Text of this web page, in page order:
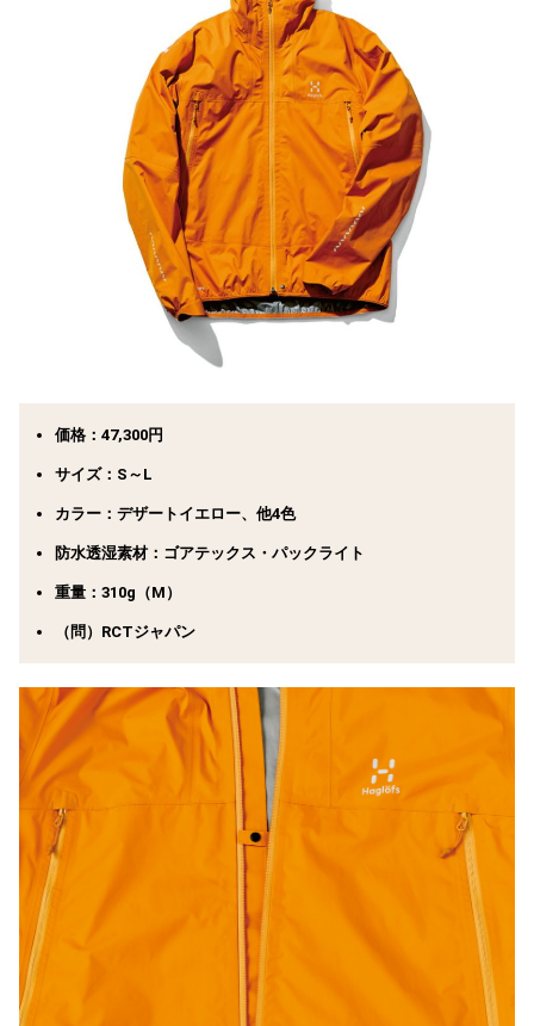
価格：47,300円
サイズ：S～L
カラー：デザートイエロー、他4色
防水透湿素材：ゴアテックス・パックライト
重量：310g（M）
（問）RCTジャパン